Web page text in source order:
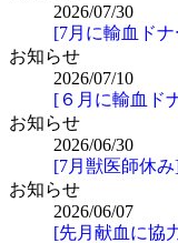
2026/07/30
[7月に輸血ド
お知らせ
2026/07/10
[６月に輸血ド
お知らせ
2026/06/30
[7月獣医師休
お知らせ
2026/06/07
[先月献血に協